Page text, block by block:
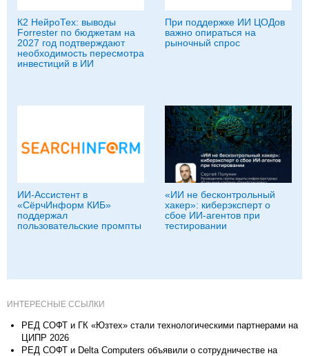
К2 НейроТех: выводы
Forrester по бюджетам на
2027 год подтверждают
необходимость пересмотра
инвестиций в ИИ
При поддержке ИИ ЦОДов
важно опираться на
рыночный спрос
ИИ-Ассистент в
«СёрчИнформ КИБ»
поддержал
пользовательские промпты
«ИИ не бесконтрольный
хакер»: киберэксперт о
сбое ИИ-агентов при
тестировании
ИНТЕРЕСНЫЕ ССЫЛКИ
РЕД СОФТ и ГК «Юзтех» стали технологическими партнерами на
ЦИПР 2026
РЕД СОФТ и Delta Computers объявили о сотрудничестве на